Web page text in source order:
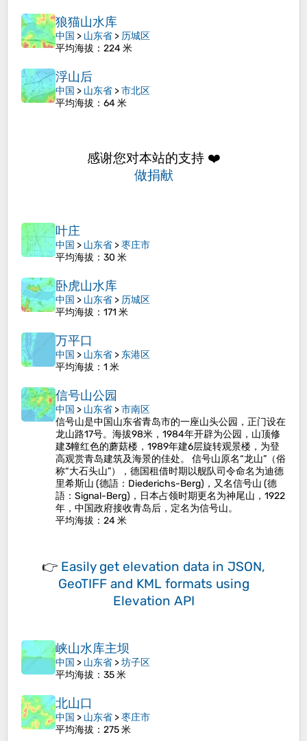
狼猫山水库
中国 > 山东省 > 历城区
平均海拔 ：224 米
浮山后
中国 > 山东省 >市北区
平均海拔 ：64 米
感谢您对本站的支持 ❤️
做捐献
叶庄
中国 > 山东省 >枣庄市
平均海拔 ：30 米
卧虎山水库
中国 > 山东省 > 历城区
平均海拔 ：171 米
万平口
中国 > 山东省 > 东港区
平均海拔 ：1 米
信号山公园
中国 > 山东省 >市南区
信号山是中国山东省青岛市的一座山头公园，正门设在
龙山路17号。海拔98米，1984年开辟为公园，山顶修
建3幢红色的蘑菇楼，1989年建6层旋转观景楼，为登
高观赏青岛建筑及海景的佳处。 信号山原名“龙山”（俗
称“大石头山”），德国租借时期以舰队司令命名为迪德
里希斯山 (德語：Diederichs-Berg)，又名信号山 (德
語：Signal-Berg)，日本占领时期更名为神尾山，1922
年，中国政府接收青岛后，定名为信号山。
平均海拔 ：24 米
👉 Easily get elevation data in JSON,
GeoTIFF and KML formats using
Elevation API
峡山水库主坝
中国 > 山东省 >坊子区
平均海拔 ：35 米
北山口
中国 > 山东省 >枣庄市
平均海拔 ：275 米